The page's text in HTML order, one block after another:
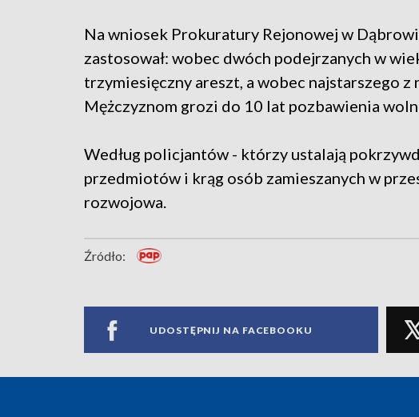
Na wniosek Prokuratury Rejonowej w
zastosował: wobec dwóch podejrzanych w
trzymiesięczny areszt, a wobec najstarszego
Mężczyznom grozi do 10 lat pozbawienia
Według policjantów - którzy ustalają
przedmiotów i krąg osób zamieszanych w
rozwojowa.
Źródło:
UDOSTĘPNIJ NA FACEBOOKU